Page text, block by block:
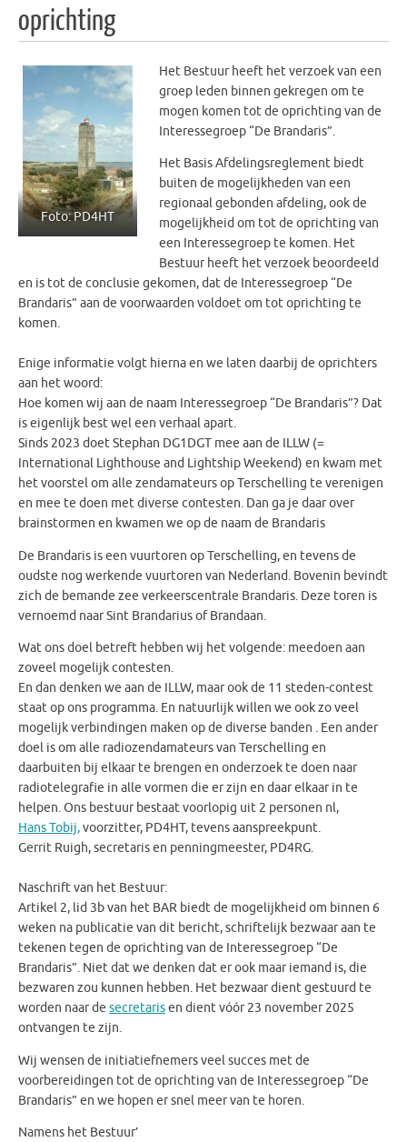
oprichting
Foto: PD4HT
Het Bestuur heeft het verzoek van een
groep leden binnen gekregen om te
mogen komen tot de oprichting van de
Interessegroep “De Brandaris”.
Het Basis Afdelingsreglement biedt
buiten de mogelijkheden van een
regionaal gebonden afdeling, ook de
mogelijkheid om tot de oprichting van
een Interessegroep te komen. Het
Bestuur heeft het verzoek beoordeeld
en is tot de conclusie gekomen, dat de Interessegroep “De
Brandaris” aan de voorwaarden voldoet om tot oprichting te
komen.
Enige informatie volgt hierna en we laten daarbij de oprichters
aan het woord:
Hoe komen wij aan de naam Interessegroep “De Brandaris”? Dat
is eigenlijk best wel een verhaal apart.
Sinds 2023 doet Stephan DG1DGT mee aan de ILLW (=
International Lighthouse and Lightship Weekend) en kwam met
het voorstel om alle zendamateurs op Terschelling te verenigen
en mee te doen met diverse contesten. Dan ga je daar over
brainstormen en kwamen we op de naam de Brandaris
De Brandaris is een vuurtoren op Terschelling, en tevens de
oudste nog werkende vuurtoren van Nederland. Bovenin bevindt
zich de bemande zee verkeerscentrale Brandaris. Deze toren is
vernoemd naar Sint Brandarius of Brandaan.
Wat ons doel betreft hebben wij het volgende: meedoen aan
zoveel mogelijk contesten.
En dan denken we aan de ILLW, maar ook de 11 steden-contest
staat op ons programma. En natuurlijk willen we ook zo veel
mogelijk verbindingen maken op de diverse banden . Een ander
doel is om alle radiozendamateurs van Terschelling en
daarbuiten bij elkaar te brengen en onderzoek te doen naar
radiotelegrafie in alle vormen die er zijn en daar elkaar in te
helpen. Ons bestuur bestaat voorlopig uit 2 personen nl,
Hans Tobij,voorzitter, PD4HT, tevens aanspreekpunt.
Gerrit Ruigh, secretaris en penningmeester, PD4RG.
Naschrift van het Bestuur:
Artikel 2, lid 3b van het BAR biedt de mogelijkheid om binnen 6
weken na publicatie van dit bericht, schriftelijk bezwaar aan te
tekenen tegen de oprichting van de Interessegroep “De
Brandaris”. Niet dat we denken dat er ook maar iemand is, die
bezwaren zou kunnen hebben. Het bezwaar dient gestuurd te
worden naar de secretarisen dient vóór 23 november 2025
ontvangen te zijn.
Wij wensen de initiatiefnemers veel succes met de
voorbereidingen tot de oprichting van de Interessegroep “De
Brandaris” en we hopen er snel meer van te horen.
Namens het Bestuur’